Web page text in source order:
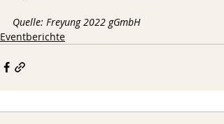
Quelle: Freyung 2022 gGmbH
Eventberichte